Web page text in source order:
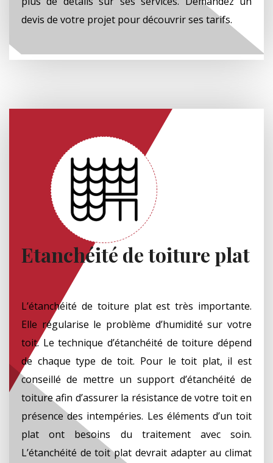
devis de votre projet pour découvrir ses tarifs.
Etanchéité de toiture plat
L’étanchéité de toiture plat est très importante.
Elle régularise le problème d’humidité sur votre
toit. Le technique d’étanchéité de toiture dépend
de chaque type de toit. Pour le toit plat, il est
conseillé de mettre un support d’étanchéité de
toiture afin d’assurer la résistance de votre toit en
présence des intempéries. Les éléments d’un toit
plat ont besoins du traitement avec soin.
L’étanchéité de toit plat devrait adapter au climat